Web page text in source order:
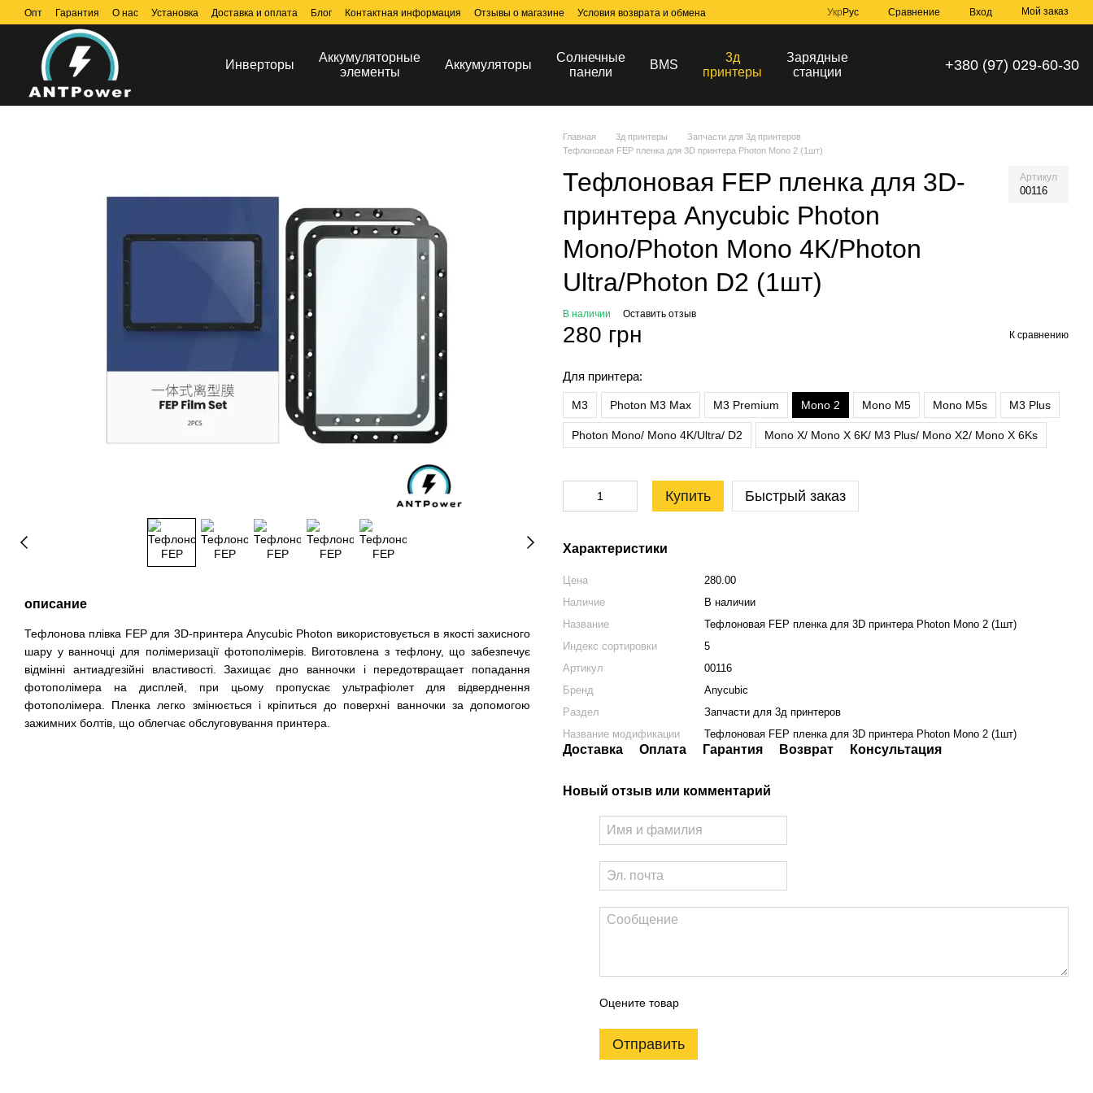
Перейти к основному контенту
Опт Гарантия О нас Установка Доставка и оплата Блог Контактная информация Отзывы о магазине Условия возврата и обмена Укр Рус Сравнение Вход Мой заказ
Инверторы
Аккумуляторные
элементы
Аккумуляторы
Солнечные
панели
BMS
3д
принтеры
Зарядные
станции
+380 (97) 029-60-30
описание
Тефлонова плівка FEP для 3D-принтера Anycubic Photon використовується в якості захисного
шару у ванночці для полімеризації фотополімерів. Виготовлена ​​​​з тефлону, що забезпечує
відмінні антиадгезійні властивості.Захищає дно ванночки і передотвращает попадання
фотополімера на дисплей, при цьому пропускає ультрафіолет для відверднення
фотополімера. Пленка легко змінюється і кріпиться до поверхні ванночки за допомогою
зажимних болтів, що облегчає обслуговування принтера.
Главная 3д принтеры
Запчасти для 3д принтеров
Тефлоновая FEP пленка для 3D принтера Photon Mono 2 (1шт)
Тефлоновая FEP пленка для 3D-
принтера Anycubic Photon
Mono/Photon Mono 4K/Photon
Ultra/Photon D2 (1шт)
Артикул
00116
В наличии Оставить отзыв
280 грн К сравнению
Для принтера:
M3 Photon M3 Max M3 Premium Mono 2 Mono M5 Mono M5s M3 Plus
Photon Mono/ Mono 4K/Ultra/ D2 Mono X/ Mono X 6K/ M3 Plus/ Mono X2/ Mono X 6Ks
Купить Быстрый заказ
Характеристики
Цена
280.00
Наличие
В наличии
Название
Тефлоновая FEP пленка для 3D принтера Photon Mono 2 (1шт)
Индекс сортировки
5
Артикул
00116
Бренд
Anycubic
Раздел
Запчасти для 3д принтеров
Название модификации
Тефлоновая FEP пленка для 3D принтера Photon Mono 2 (1шт)
Доставка Оплата Гарантия Возврат Консультация
Новый отзыв или комментарий
Оцените товар
Отправить